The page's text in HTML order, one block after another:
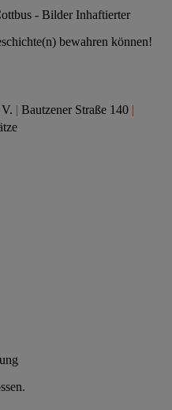
bewahren können!
V. | Bautzener Straße 140 |